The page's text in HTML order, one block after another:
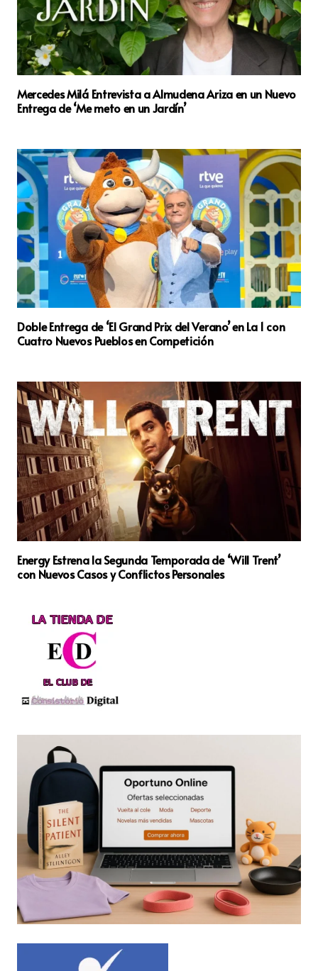
Mercedes Milá Entrevista a Almudena Ariza en un Nuevo
Entrega de ‘Me meto en un Jardín’
Doble Entrega de ‘El Grand Prix del Verano’ en La 1 con
Cuatro Nuevos Pueblos en Competición
Energy Estrena la Segunda Temporada de ‘Will Trent’
con Nuevos Casos y Conflictos Personales